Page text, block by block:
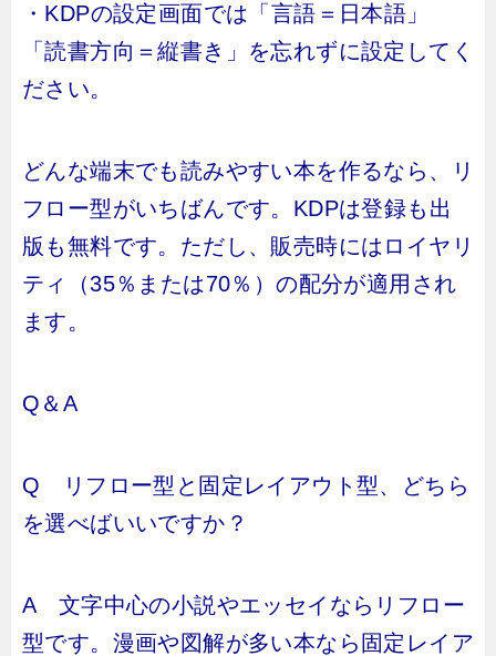
・KDPの設定画面では「言語＝日本語」
「読書方向＝縦書き」を忘れずに設定してく
ださい。
どんな端末でも読みやすい本を作るなら、リ
フロー型がいちばんです。KDPは登録も出
版も無料です。ただし、販売時にはロイヤリ
ティ（35％または70％）の配分が適用され
ます。
Q＆A
Q リフロー型と固定レイアウト型、どちら
を選べばいいですか？
A 文字中心の小説やエッセイならリフロー
型です。漫画や図解が多い本なら固定レイア